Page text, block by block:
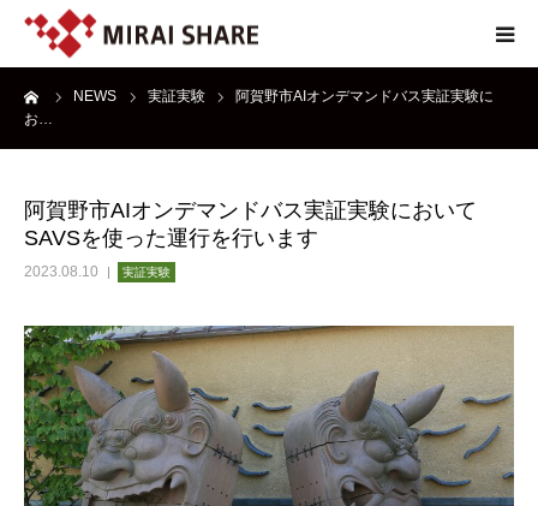
NEWS 実証実験
阿賀野市AIオンデマンドバス実証実験に
お…
阿賀野市AIオンデマンドバス実証実験において
SAVSを使った運行を行います
2023.08.10 実証実験
NEWS
SERVICE
ABOUT